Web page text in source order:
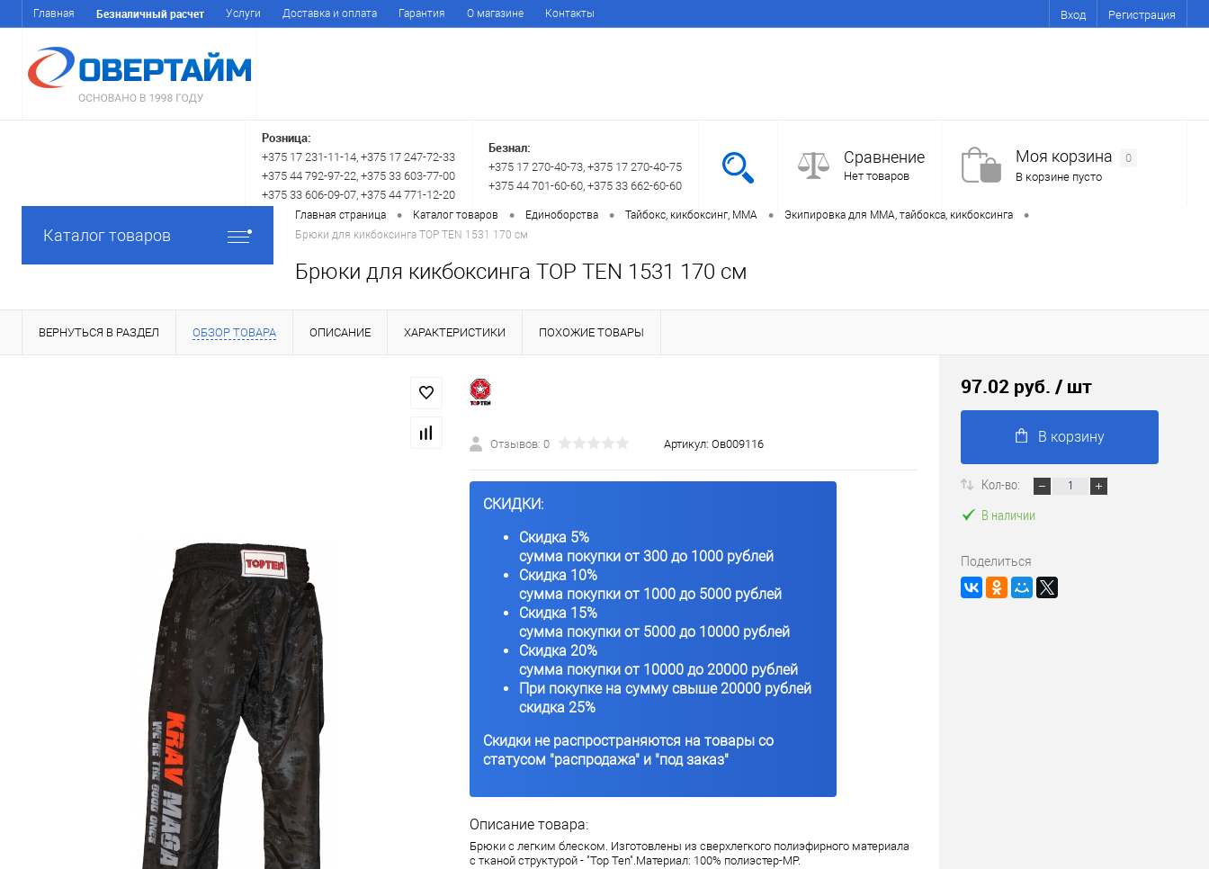
Главная Безналичный расчет Услуги Доставка и оплата Гарантия О магазине Контакты Вход Регистрация
Розница:
+375 17 231-11-14, +375 17 247-72-33
+375 44 792-97-22, +375 33 603-77-00
+375 33 606-09-07, +375 44 771-12-20
Безнал:
+375 17 270-40-73, +375 17 270-40-75
+375 44 701-60-60, +375 33 662-60-60
Сравнение
Нет товаров
Моя корзина
0
В корзине пусто
Каталог товаров
Главная страница • Каталог товаров • Единоборства • Тайбокс, кикбоксинг, ММА • Экипировка для ММА, тайбокса, кикбоксинга •
Брюки для кикбоксинга TOP TEN 1531 170 см
Брюки для кикбоксинга TOP TEN 1531 170 см
ВЕРНУТЬСЯ В РАЗДЕЛ ОБЗОР ТОВАРА ОПИСАНИЕ ХАРАКТЕРИСТИКИ ПОХОЖИЕ ТОВАРЫ
Отзывов: 0 Артикул: Ов009116
СКИДКИ:
Скидка 5%
сумма покупки от 300 до 1000 рублей
Скидка 10%
сумма покупки от 1000 до 5000 рублей
Скидка 15%
сумма покупки от 5000 до 10000 рублей
Скидка 20%
сумма покупки от 10000 до 20000 рублей
При покупке на сумму свыше 20000 рублей
скидка 25%
Скидки не распространяются на товары со
статусом "распродажа" и "под заказ"
Описание товара:
Брюки с легким блеском. Изготовлены из сверхлегкого полиэфирного материала
с тканой структурой - "Top Ten".Материал: 100% полиэстер-MP.
97.02 руб. / шт
В корзину
Кол-во:
В наличии
Поделиться